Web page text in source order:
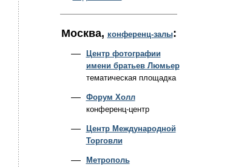
Москва, конференц-залы:
Центр фотографии
имени братьев Люмьер
тематическая площадка
Форум Холл
конференц-центр
Центр Международной
Торговли
Метрополь